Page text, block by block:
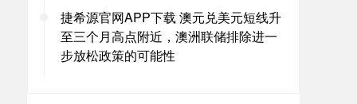
捷希源官网APP下载 澳元兑美元短线升
至三个月高点附近，澳洲联储排除进一
步放松政策的可能性